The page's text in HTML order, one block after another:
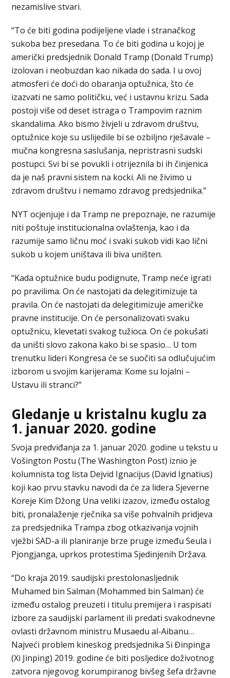
nezamislive stvari.
“To će biti godina podijeljene vlade i stranačkog
sukoba bez presedana. To će biti godina u kojoj je
američki predsjednik Donald Tramp (Donald Trump)
izolovan i neobuzdan kao nikada do sada. I u ovoj
atmosferi će doći do obaranja optužnica, što će
izazvati ne samo političku, već i ustavnu krizu. Sada
postoji više od deset istraga o Trampovim raznim
skandalima. Ako bismo živjeli u zdravom društvu,
optužnice koje su uslijedile bi se ozbiljno rješavale –
mučna kongresna saslušanja, nepristrasni sudski
postupci. Svi bi se povukli i otrijeznila bi ih činjenica
da je naš pravni sistem na kocki. Ali ne živimo u
zdravom društvu i nemamo zdravog predsjednika.”
NYT ocjenjuje i da Tramp ne prepoznaje, ne razumije
niti poštuje institucionalna ovlaštenja, kao i da
razumije samo ličnu moć i svaki sukob vidi kao lični
sukob u kojem uništava ili biva uništen.
“Kada optužnice budu podignute, Tramp neće igrati
po pravilima. On će nastojati da delegitimizuje ta
pravila. On će nastojati da delegitimizuje američke
pravne institucije. On će personalizovati svaku
optužnicu, klevetati svakog tužioca. On će pokušati
da uništi slovo zakona kako bi se spasio… U tom
trenutku lideri Kongresa će se suočiti sa odlučujućim
izborom u svojim karijerama: Kome su lojalni –
Ustavu ili stranci?”
Gledanje u kristalnu kuglu za
1. januar 2020. godine
Svoja predviđanja za 1. januar 2020. godine u tekstu u
Vošington Postu (The Washington Post) iznio je
kolumnista tog lista Dejvid Ignacijus (David Ignatius)
koji kao prvu stavku navodi da će za lidera Sjeverne
Koreje Kim Džong Una veliki izazov, između ostalog
biti, pronalaženje rječnika sa više pohvalnih pridjeva
za predsjednika Trampa zbog otkazivanja vojnih
vježbi SAD-a ili planiranje brze pruge između Seula i
Pjongjanga, uprkos protestima Sjedinjenih Država.
“Do kraja 2019. saudijski prestolonasljednik
Muhamed bin Salman (Mohammed bin Salman) će
između ostalog preuzeti i titulu premijera i raspisati
izbore za saudijski parlament ili predati svakodnevne
ovlasti državnom ministru Musaedu al-Aibanu…
Najveći problem kineskog predsjednika Si Đinpinga
(Xi Jinping) 2019. godine će biti posljedice doživotnog
zatvora njegovog korumpiranog bivšeg šefa državne